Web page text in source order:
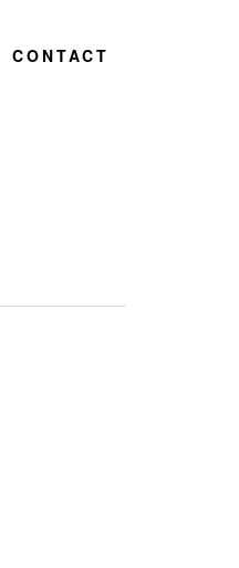
CONTACT